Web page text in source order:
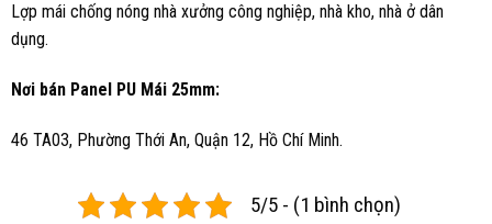
Lợp mái chống nóng nhà xưởng công nghiệp, nhà kho, nhà ở dân
dụng.
Nơi bán Panel PU Mái 25mm:
46 TA03, Phường Thới An, Quận 12, Hồ Chí Minh.
5/5 - (1 bình chọn)